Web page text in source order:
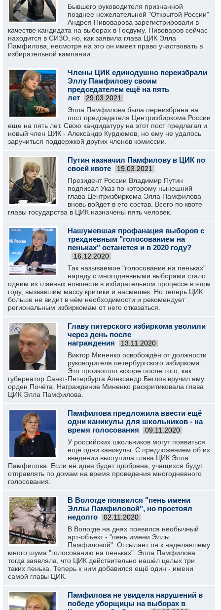
Бывшего руководителя признанной
позднее нежелательной "Открытой России"
Андрея Пивоварова зарегистрировали в
качестве кандидата на выборах в Госдуму. Пивоваров сейчас
находится в СИЗО, но, как заявила глава ЦИК Элла
Памфилова, несмотря на это он имеет право участвовать в
избирательной кампании.
Члены ЦИК единодушно переизбрали
Эллу Памфилову своим
председателем ещё на пять
лет
29.03.2021
Элла Памфилова была переизбрана на
пост председателя Центризбиркома России
еще на пять лет. Свою кандидатуру на этот пост предлагал и
новый член ЦИК - Александр Курдюмов, но ему не удалось
заручиться поддержкой других членов комиссии.
Путин назначил Памфилову в ЦИК по
своей квоте
19.03.2021
Президент России Владимир Путин
подписал Указ по которому нынешний
глава Центризбиркома Элла Памфилова
вновь войдет в его состав. Всего по квоте
главы государства в ЦИК назначены пять человек.
Нашумевшая профанация выборов с
трехдневным "голосованием на
пеньках" останется и в 2020 году?
16.12.2020
Так называемое "голосование на пеньках"
наряду с многодневными выборами стало
одним из главных новшеств в избирательном процессе в этом
году, вызвавшим массу критики и насмешек. Но теперь ЦИК
больше не видит в нём необходимости и рекомендует
региональным избиркомам от него отказаться.
Главу питерского избиркома уволили
через день после
награждения
13.11.2020
Виктор Миненко освобождён от должности
руководителя петербургского избиркома.
Это произошло вскоре после того, как
губернатор Санкт-Петербурга Александр Беглов вручил ему
орден Почёта. Награждение Миненко раскритиковала глава
ЦИК Элла Памфилова.
Памфилова предложила ввести ещё
одни каникулы для школьников - на
время голосования
09.11.2020
У российских школьников могут появиться
ещё одни каникулы. С предложением об их
введении выступила глава ЦИК Элла
Памфилова. Если её идея будет одобрена, учащихся будут
отправлять по домам на время проведения многодневного
голосования.
В Вологде появился "пень имени
Эллы Памфиловой", но простоял
недолго
02.11.2020
В Вологде на днях появился необычный
арт-объект - "пень имени Эллы
Памфиловой". Отсылает он к наделавшему
много шума "голосованию на пеньках". Элла Памфилова
тогда заявляла, что ЦИК действительно нашёл целых три
таких пенька. Теперь к ним добавился ещё один - имени
самой главы ЦИК.
Памфилова не увидела нарушений в
победе уборщицы на выборах в